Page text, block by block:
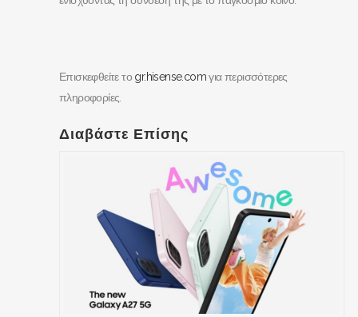
Επισκεφθείτε το gr.hisense.comγια περισσότερες
πληροφορίες.
Διαβάστε Επίσης